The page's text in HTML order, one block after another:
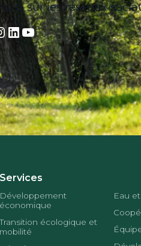
sur les réseaux
LinkedIn
YouTube
Services
Développement
économique
Transition écologique et
mobilité
Eau